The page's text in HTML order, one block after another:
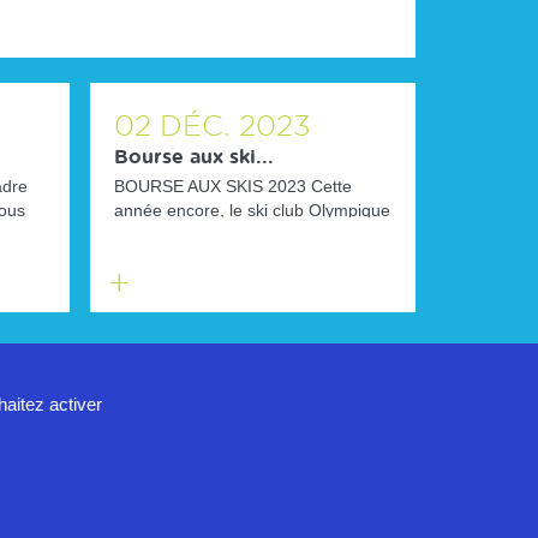
02 DÉC. 2023
Bourse aux ski...
BOURSE AUX SKIS 2023 Cette
année encore, le ski club Olympique
En
activer